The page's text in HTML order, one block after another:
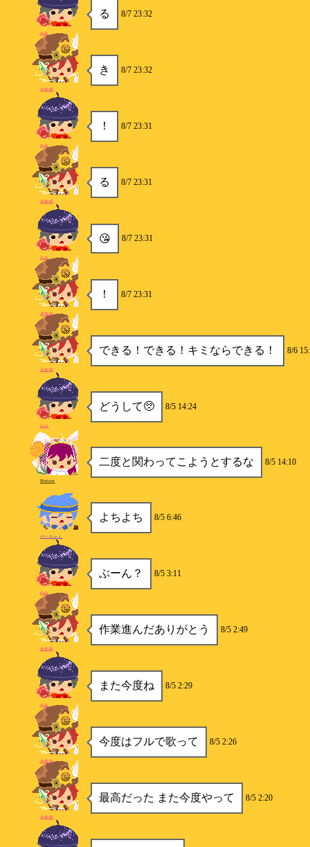
る 8/7 23:32
れみ
き 8/7 23:32
金魚姫
！ 8/7 23:31
れみ
る 8/7 23:31
金魚姫
😘 8/7 23:31
れみ
！ 8/7 23:31
金魚姫
できる！できる！キミならできる！ 8/6
金魚姫
どうして🥺 8/5 14:24
れみ
二度と関わってこようとするな 8/5 14:10
Horizon
よちよち 8/5 6:46
だいちゃん
ぶーん？ 8/5 3:11
れみ
作業進んだありがとう 8/5 2:49
金魚姫
また今度ね 8/5 2:29
れみ
今度はフルで歌って 8/5 2:26
金魚姫
最高だった また今度やって 8/5 2:20
金魚姫